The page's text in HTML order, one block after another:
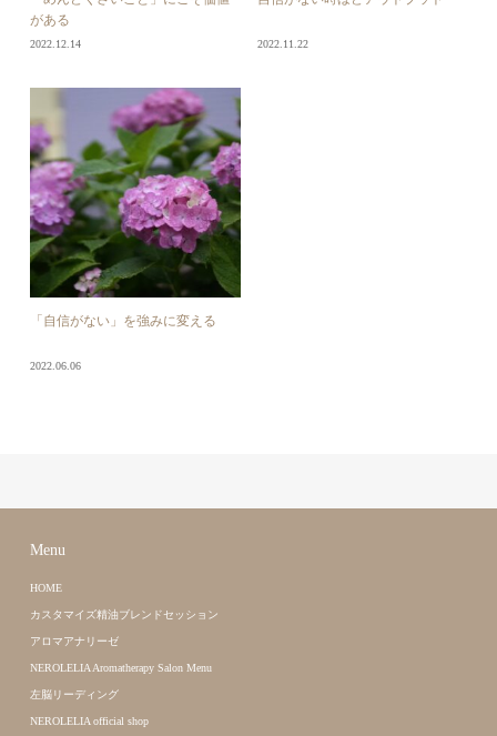
がある
2022.12.14 2022.11.22
「自信がない」を強みに変える
2022.06.06
Menu
HOME
カスタマイズ精油ブレンドセッション
アロマアナリーゼ
NEROLELIA Aromatherapy Salon Menu
左脳リーディング
NEROLELIA official shop